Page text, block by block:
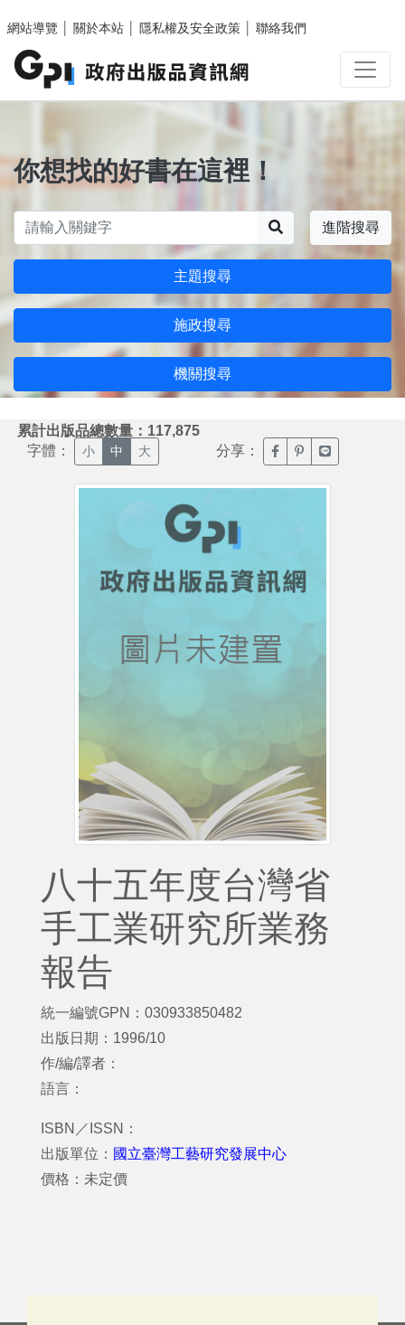
網站導覽
關於本站 隱私權及安全政策 聯絡我們
你想找的好書在這裡！
進階搜尋
主題搜尋
施政搜尋
機關搜尋
累計出版品總數量：117,875
字體： 小 中 大 分享： 臉書分享(另開新視窗)
噗浪分享(另開新
Line分享(另
八十五年度台灣省
手工業研究所業務
報告
統一編號GPN：030933850482
出版日期：1996/10
作/編/譯者：
語言：
ISBN／ISSN：
出版單位： 國立臺灣工藝研究發展中心
價格：未定價